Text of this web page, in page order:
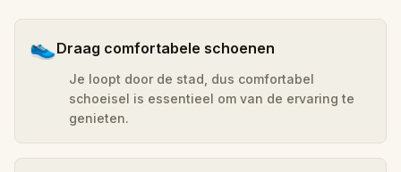
👟Draag comfortabele schoenen
Je loopt door de stad, dus comfortabel
schoeisel is essentieel om van de ervaring te
genieten.